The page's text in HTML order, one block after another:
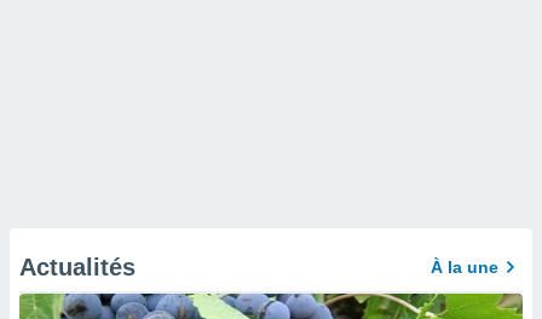
Actualités À la une